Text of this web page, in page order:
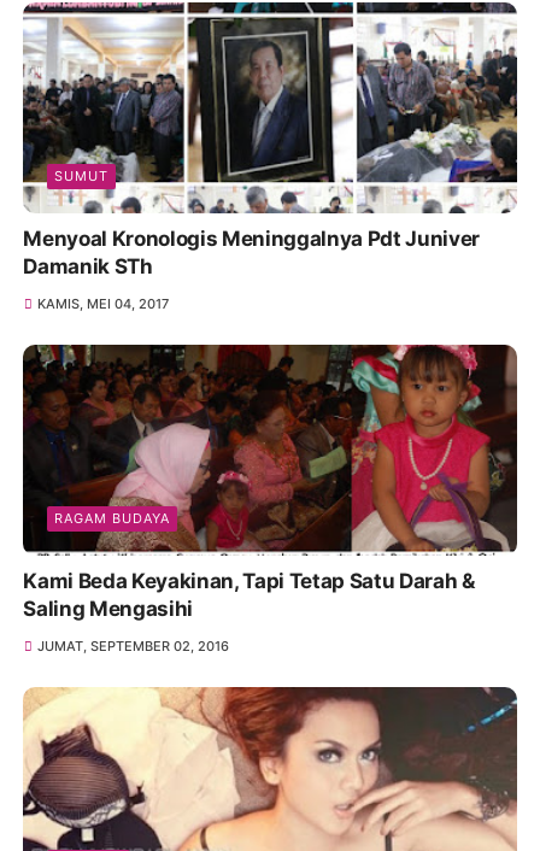
SUMUT
Menyoal Kronologis Meninggalnya Pdt Juniver
Damanik STh
KAMIS, MEI 04, 2017
RAGAM BUDAYA
Kami Beda Keyakinan, Tapi Tetap Satu Darah &
Saling Mengasihi
JUMAT, SEPTEMBER 02, 2016